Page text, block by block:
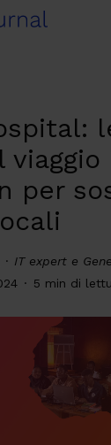
viaggio
per
IT expert e
5 min di